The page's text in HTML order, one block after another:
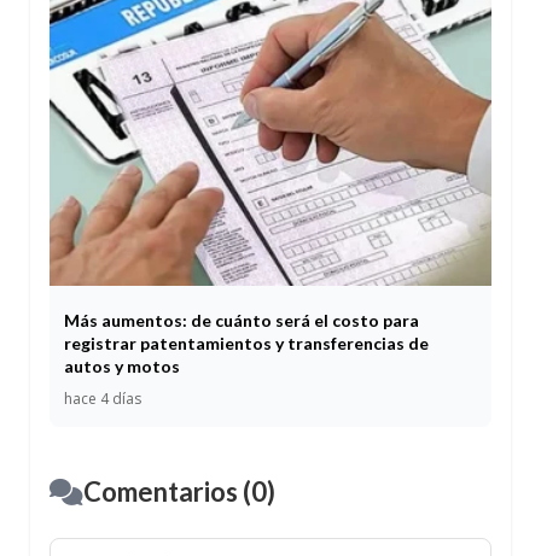
Más aumentos: de cuánto será el costo para
registrar patentamientos y transferencias de
autos y motos
hace 4 días
Comentarios (0)